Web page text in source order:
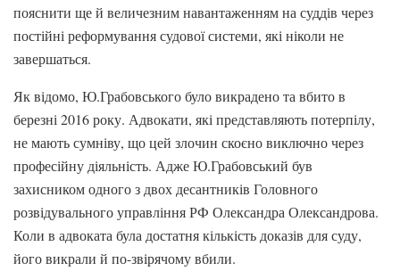
пояснити ще й величезним навантаженням на суддів через
постійні реформування судової системи, які ніколи не
завершаться.
Як відомо, Ю.Грабовського було викрадено та вбито в
березні 2016 року. Адвокати, які представляють потерпілу,
не мають сумніву, що цей злочин скоєно виключно через
професійну діяльність. Адже Ю.Грабовський був
захисником одного з двох десантників Головного
розвідувального управління РФ Олександра Олександрова.
Коли в адвоката була достатня кількість доказів для суду,
його викрали й по-звірячому вбили.